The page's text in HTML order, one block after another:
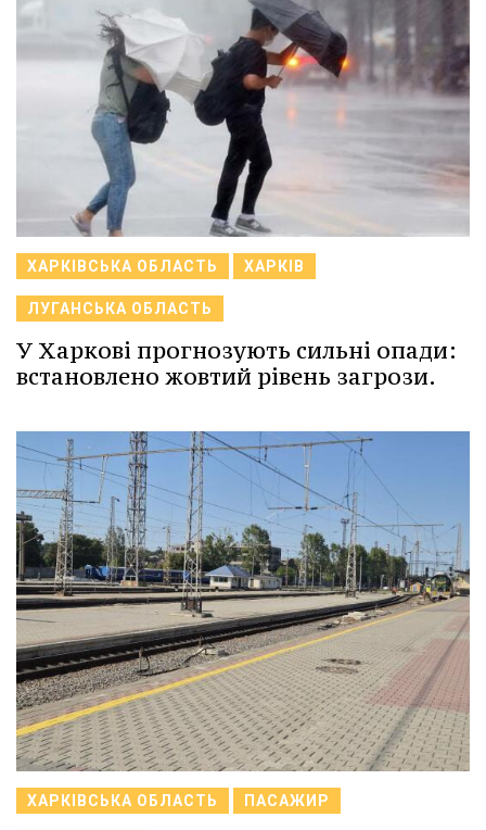
ХАРКІВСЬКА ОБЛАСТЬ ХАРКІВ
ЛУГАНСЬКА ОБЛАСТЬ
У Харкові прогнозують сильні опади:
встановлено жовтий рівень загрози.
ХАРКІВСЬКА ОБЛАСТЬ ПАСАЖИР